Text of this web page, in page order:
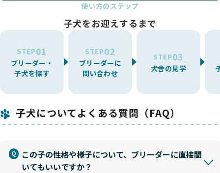
使い方のステップ
子犬をお迎えするまで
STEP01
ブリーダー・
子犬を探す
STEP02
ブリーダーに
問い合わせ
STEP03
犬舎の見学
子犬についてよくある質問（FAQ）
この子の性格や様子について、ブリーダーに直接聞
いてもいいですか？